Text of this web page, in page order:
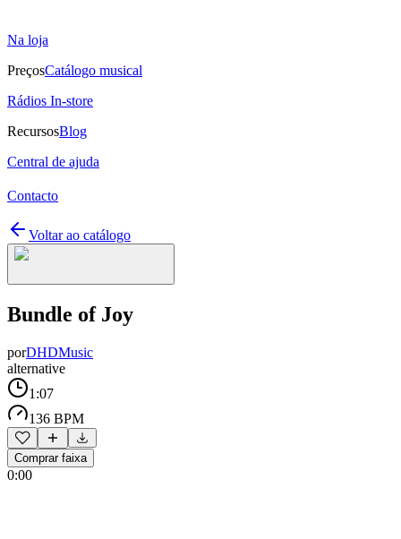
Na loja
PreçosCatálogo musical
Rádios In-store
RecursosBlog
Central de ajuda
Contacto
Voltar ao catálogo
Bundle of Joy
porDHDMusic
alternative
1:07
136 BPM
Comprar faixa
0:00